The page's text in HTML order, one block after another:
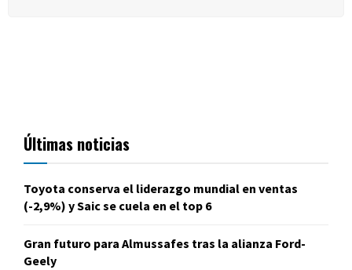
Últimas noticias
Toyota conserva el liderazgo mundial en ventas
(-2,9%) y Saic se cuela en el top 6
Gran futuro para Almussafes tras la alianza Ford-
Geely